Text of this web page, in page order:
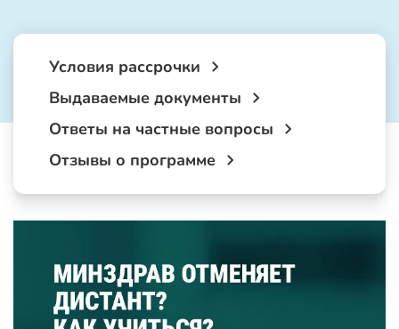
Условия рассрочки
Выдаваемые документы
Ответы на частные вопросы
Отзывы о программе